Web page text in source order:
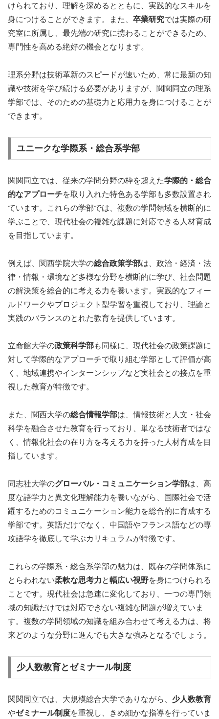
けられており、理解を深めるとともに、実践的なスキルを
身につけることができます。また、 卒業研究では実際の研
究室に所属し、最先端の研究に携わることができるため、
専門性を高める絶好の機会となります。
理系分野は技術革新のスピードが速いため、常に最新の知
識や技術を学び続ける必要がありますが、関関同立の理系
学部では、そのための基礎力と応用力を身につけることが
できます。
ユニークな学際系・総合系学部
関関同立では、従来の学問分野の枠を超えた学際的・総合
的なアプローチを取り入れた特色ある学部も多数設置され
ています。これらの学部では、複数の学問領域を横断的に
学ぶことで、現代社会の複雑な課題に対応できる人材育成
を目指しています。
例えば、関西学院大学の総合政策学部は、政治・経済・法
律・情報・環境など多様な分野を横断的に学び、社会問題
の解決策を総合的に考える力を養います。実践的なフィー
ルドワークやプロジェクト型学習を重視しており、理論と
実践のバランスのとれた教育を提供しています。
立命館大学の政策科学部も同様に、現代社会の政策課題に
対して学際的なアプローチで取り組む学部として評価が高
く、地域連携やインターンシップなど実社会との接点を重
視した教育が特徴です。
また、関西大学の総合情報学部は、情報技術と人文・社会
科学を融合させた教育を行っており、単なる技術者ではな
く、情報化社会の在り方を考える力を持った人材育成を目
指しています。
同志社大学のグローバル・コミュニケーション学部は、高
度な語学力と異文化理解能力を養いながら、国際社会で活
躍するためのコミュニケーション能力を総合的に育成する
学部です。英語だけでなく、中国語やフランス語などの専
攻語学を徹底して学ぶカリキュラムが特徴です。
これらの学際系・総合系学部の魅力は、既存の学問体系に
とらわれない柔軟な思考力と幅広い視野を身につけられる
ことです。現代社会は急速に変化しており、一つの専門領
域の知識だけでは対応できない複雑な問題が増えていま
す。複数の学問領域の知識を組み合わせて考える力は、将
来どのような分野に進んでも大きな強みとなるでしょう。
少人数教育とゼミナール制度
関関同立では、大規模総合大学でありながら、 少人数教育
やゼミナール制度を重視し、きめ細かな指導を行っていま